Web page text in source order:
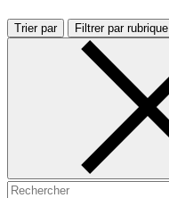
Trier par Filtrer par rubrique